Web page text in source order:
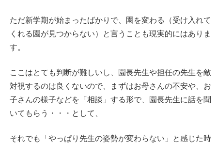
ただ新学期が始まったばかりで、園を変わる（受け入れて
くれる園が見つからない）と言うことも現実的にはありま
す。
ここはとても判断が難しいし、園長先生や担任の先生を敵
対視するのは良くないので、まずはお母さんの不安や、お
子さんの様子などを「相談」する形で、園長先生に話を聞
いてもらう・・・として、
それでも「やっぱり先生の姿勢が変わらない」と感じた時